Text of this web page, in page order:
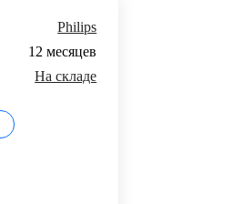
Philips
12 месяцев
На складе